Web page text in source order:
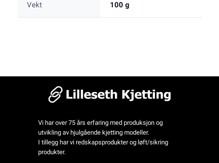
Vekt 100 g
Vi har over 75 års erfaring med produksjon og
utvikling av hjulgående kjetting modeller.
I tillegg har vi redskapsprodukter og løft/sikring
produkter.